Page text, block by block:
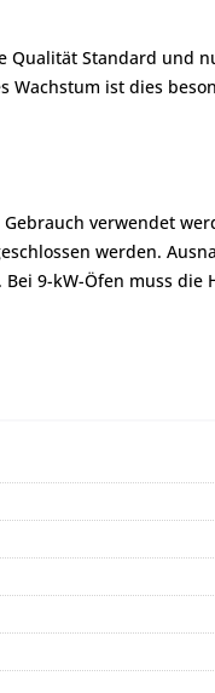
Qualität Standard und
Wachstum ist dies
verwendet
werden.
9-kW-Öfen muss die